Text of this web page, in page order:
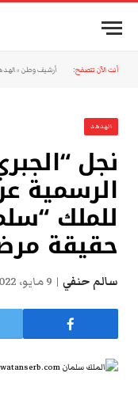
أنت الآن تتصفح: أرشيف وطن »
الهدهد
نجل
الرسمية
للملك
حقيقة
سالم حنفي 9 مايو، 2022